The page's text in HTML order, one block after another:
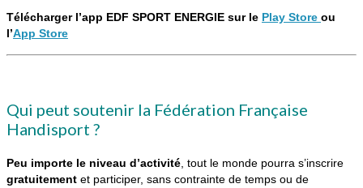
Télécharger l’app EDF SPORT ENERGIE sur le Play Store ou
l’App Store
Qui peut soutenir la Fédération Française
Handisport ?
Peu importe le niveau d’activité , tout le monde pourra s’inscrire
gratuitement et participer, sans contrainte de temps ou de